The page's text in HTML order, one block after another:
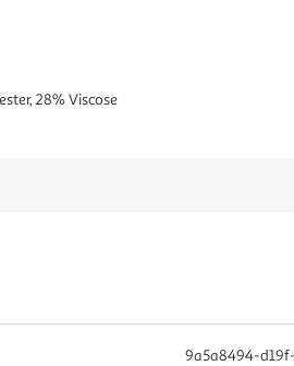
28% Viscose
9a5a8494-